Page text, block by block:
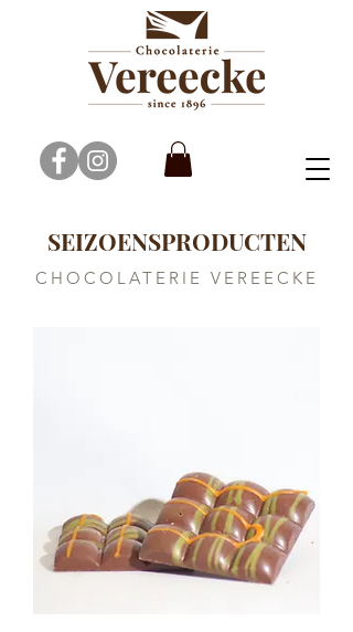
SEIZOENSPRODUCTEN
CHOCOLATERIE VEREECKE